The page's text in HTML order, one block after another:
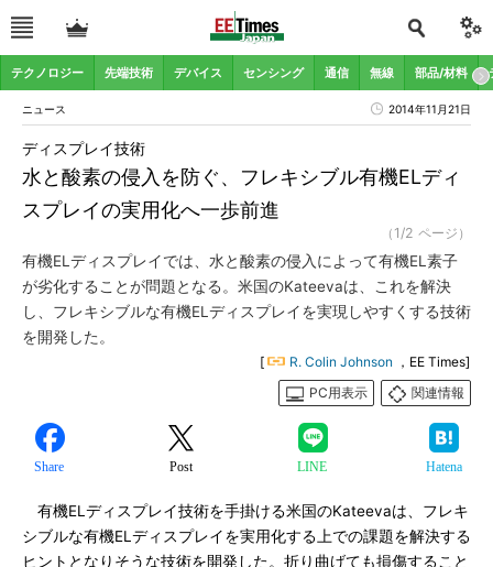
テクノロジー 先端技術 デバイス センシング 通信 無線 部品/材料
ニュース 2014年11月21日
水と酸素の侵入を防ぐ、フレキシブル有機ELディ
スプレイの実用化へ一歩前進
ディスプレイ技術
（1/2 ページ）
有機ELディスプレイでは、水と酸素の侵入によって有機EL素子
が劣化することが問題となる。米国のKateevaは、これを解決
し、フレキシブルな有機ELディスプレイを実現しやすくする技術
を開発した。
[ R. Colin Johnson ，EE Times]
PC用表示
関連情報
Share Post LINE Hatena
有機ELディスプレイ技術を手掛ける米国のKateevaは、フレキ
シブルな有機ELディスプレイを実用化する上での課題を解決する
ヒントとなりそうな技術を開発した。折り曲げても損傷すること